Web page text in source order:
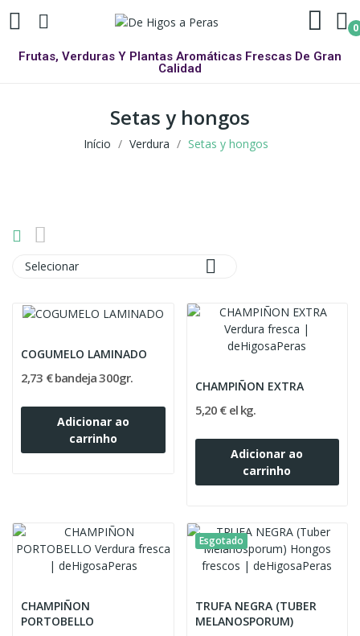
0
Frutas, Verduras Y Plantas Aromáticas Frescas De Gran
Calidad
Setas y hongos
Início Verdura Setas y hongos
Selecionar 
COGUMELO LAMINADO
2,73 € bandeja 300gr.
Adicionar ao
carrinho
CHAMPIÑON EXTRA
5,20 € el kg.
Adicionar ao
carrinho
CHAMPIÑON
PORTOBELLO
Esgotado
TRUFA NEGRA (TUBER
MELANOSPORUM)